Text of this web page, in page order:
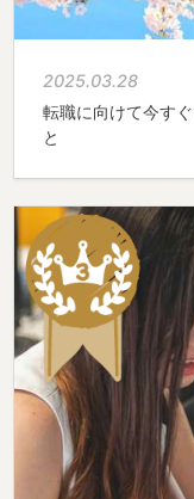
2025.03.28
転職に向けて今す
と